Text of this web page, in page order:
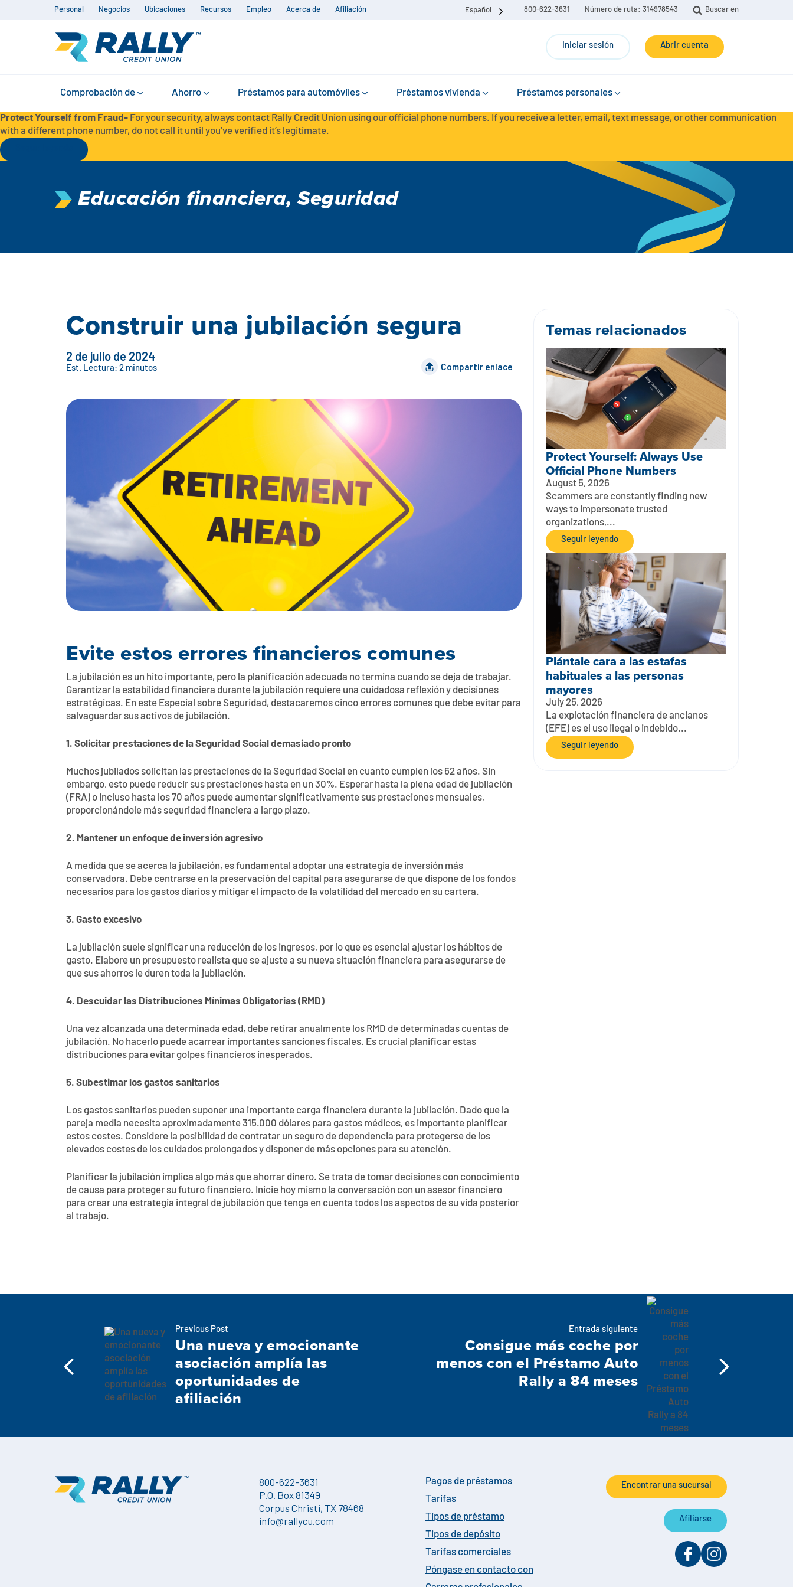
Personal Negocios Ubicaciones Recursos Empleo Acerca de Afiliación Español 800-622-3631 Número de ruta: 314978543 Buscar en
Iniciar sesión Abrir cuenta
Comprobación de Ahorro Préstamos para automóviles Préstamos vivienda Préstamos personales
Protect Yourself from Fraud- For your security, always contact Rally Credit Union using our official phone numbers. If you receive a letter, email, text message, or other communication
with a different phone number, do not call it until you’ve verified it’s legitimate.
Educación financiera,Seguridad
Construir una jubilación segura
2 de julio de 2024
Est. Lectura: 2 minutos Compartir enlace
Evite estos errores financieros comunes
La jubilación es un hito importante, pero la planificación adecuada no termina cuando se deja de trabajar.
Garantizar la estabilidad financiera durante la jubilación requiere una cuidadosa reflexión y decisiones
estratégicas. En este Especial sobre Seguridad, destacaremos cinco errores comunes que debe evitar para
salvaguardar sus activos de jubilación.
1. Solicitar prestaciones de la Seguridad Social demasiado pronto
Muchos jubilados solicitan las prestaciones de la Seguridad Social en cuanto cumplen los 62 años. Sin
embargo, esto puede reducir sus prestaciones hasta en un 30%. Esperar hasta la plena edad de jubilación
(FRA) o incluso hasta los 70 años puede aumentar significativamente sus prestaciones mensuales,
proporcionándole más seguridad financiera a largo plazo.
2. Mantener un enfoque de inversión agresivo
A medida que se acerca la jubilación, es fundamental adoptar una estrategia de inversión más
conservadora. Debe centrarse en la preservación del capital para asegurarse de que dispone de los fondos
necesarios para los gastos diarios y mitigar el impacto de la volatilidad del mercado en su cartera.
3. Gasto excesivo
La jubilación suele significar una reducción de los ingresos, por lo que es esencial ajustar los hábitos de
gasto. Elabore un presupuesto realista que se ajuste a su nueva situación financiera para asegurarse de
que sus ahorros le duren toda la jubilación.
4. Descuidar las Distribuciones Mínimas Obligatorias (RMD)
Una vez alcanzada una determinada edad, debe retirar anualmente los RMD de determinadas cuentas de
jubilación. No hacerlo puede acarrear importantes sanciones fiscales. Es crucial planificar estas
distribuciones para evitar golpes financieros inesperados.
5. Subestimar los gastos sanitarios
Los gastos sanitarios pueden suponer una importante carga financiera durante la jubilación. Dado que la
pareja media necesita aproximadamente 315.000 dólares para gastos médicos, es importante planificar
estos costes. Considere la posibilidad de contratar un seguro de dependencia para protegerse de los
elevados costes de los cuidados prolongados y disponer de más opciones para su atención.
Planificar la jubilación implica algo más que ahorrar dinero. Se trata de tomar decisiones con conocimiento
de causa para proteger su futuro financiero. Inicie hoy mismo la conversación con un asesor financiero
para crear una estrategia integral de jubilación que tenga en cuenta todos los aspectos de su vida posterior
al trabajo.
Temas relacionados
Protect Yourself: Always Use
Official Phone Numbers
August 5, 2026
Scammers are constantly finding new
ways to impersonate trusted
organizations,...
Seguir leyendo
Plántale cara a las estafas
habituales a las personas
mayores
July 25, 2026
La explotación financiera de ancianos
(EFE) es el uso ilegal o indebido...
Seguir leyendo
Previous Post
Una nueva y emocionante
asociación amplía las
oportunidades de
afiliación
Entrada siguiente
Consigue más coche por
menos con el Préstamo Auto
Rally a 84 meses
800-622-3631
P.O. Box 81349
Corpus Christi, TX 78468
info@rallycu.com
Pagos de préstamos
Tarifas
Tipos de préstamo
Tipos de depósito
Tarifas comerciales
Póngase en contacto con
Encontrar una sucursal
Afiliarse